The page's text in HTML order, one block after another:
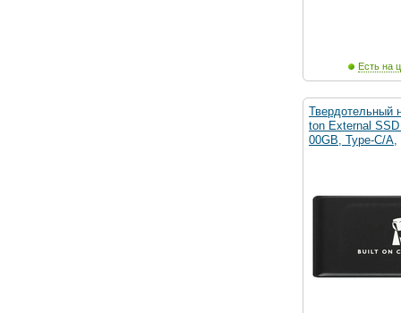
Есть на
Твердотельный
ton External
00GB, Type-C/A,